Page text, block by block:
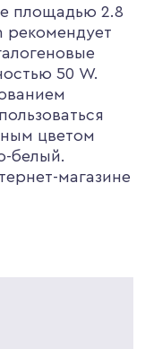
площадью 2.8
рекомендует
50 W.
цветом
белый.
магазине